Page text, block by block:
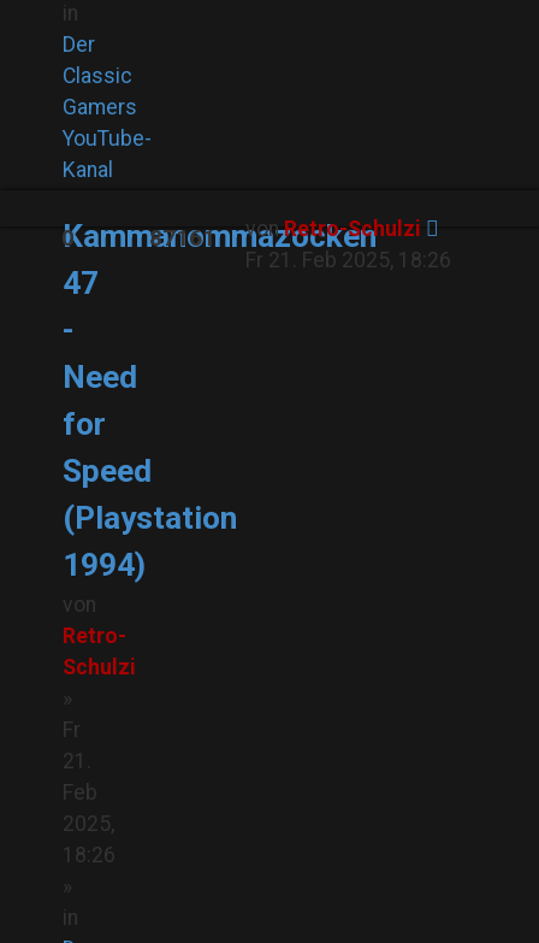
in
Der
Classic
Gamers
YouTube-
Kanal
Kammanommazocken
47
-
Need
for
Speed
(Playstation
1994)
von
Retro-
Schulzi
»
Fr
21.
Feb
2025,
18:26
»
in
0 87161 vonRetro-Schulzi
Fr 21. Feb 2025, 18:26